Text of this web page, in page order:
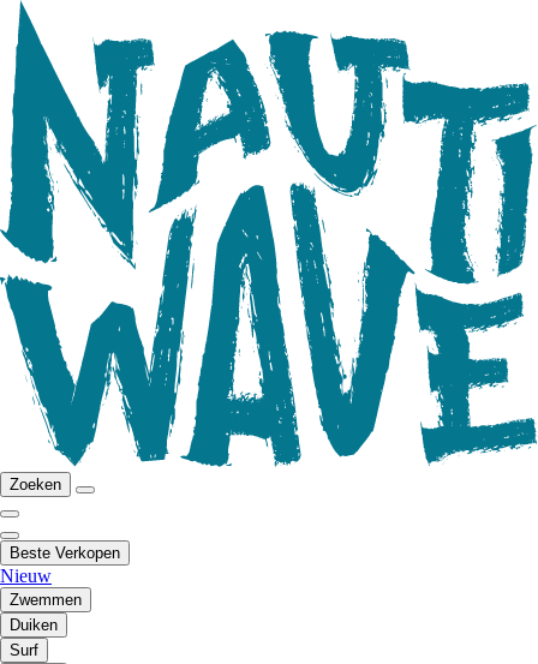
Zoeken
Beste Verkopen
Nieuw
Zwemmen
Duiken
Surf